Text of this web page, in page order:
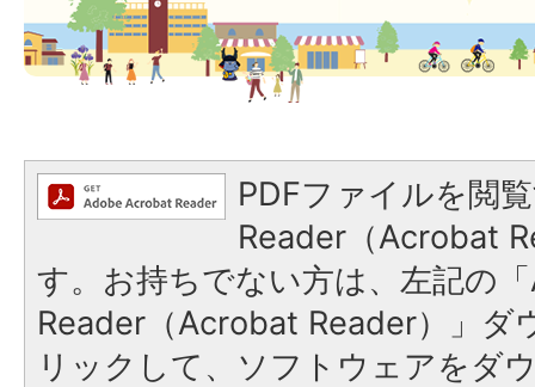
PDFファイルを閲
Reader（Acrobat
す。お持ちでない方は、左記の
Reader（Acrobat Reader）」ダ
リックして、ソフトウェアをダ